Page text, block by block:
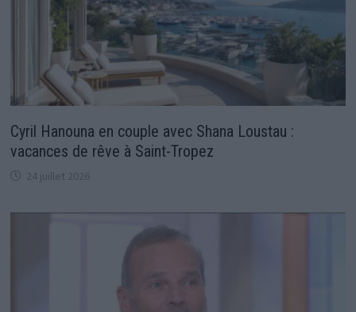
Cyril Hanouna en couple avec Shana Loustau :
vacances de rêve à Saint-Tropez
24 juillet 2026